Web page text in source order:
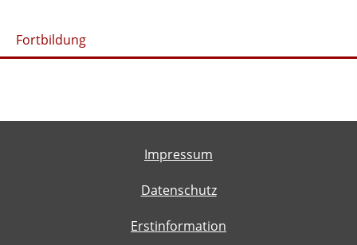
Fortbildung
Impressum
Datenschutz
Erstinformation